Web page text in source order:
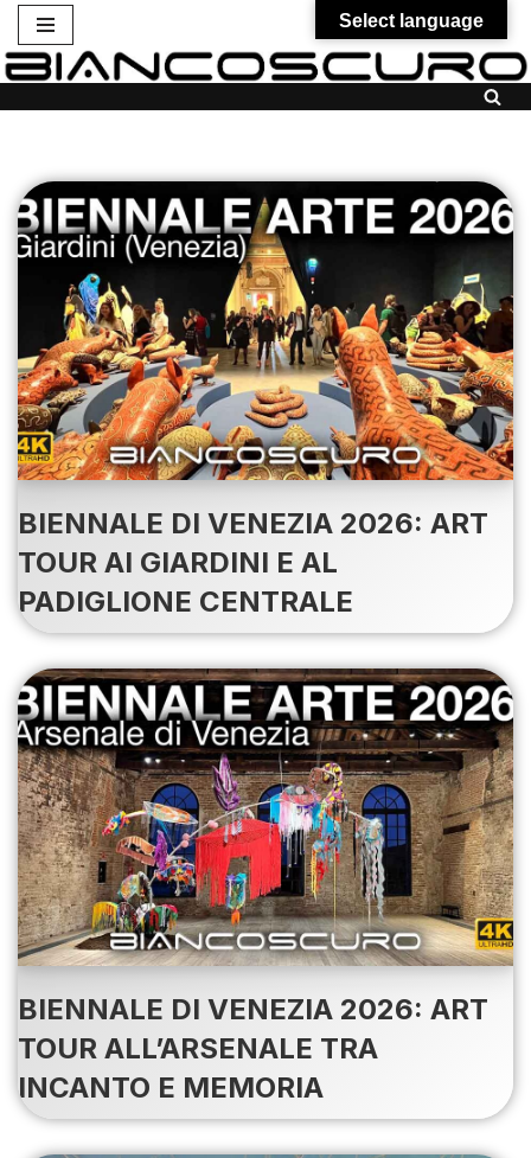
Vai
BIENNALE DI VENEZIA 2026: ART
TOUR AI GIARDINI E AL
PADIGLIONE CENTRALE
BIENNALE DI VENEZIA 2026: ART
TOUR ALL’ARSENALE TRA
INCANTO E MEMORIA
Select language